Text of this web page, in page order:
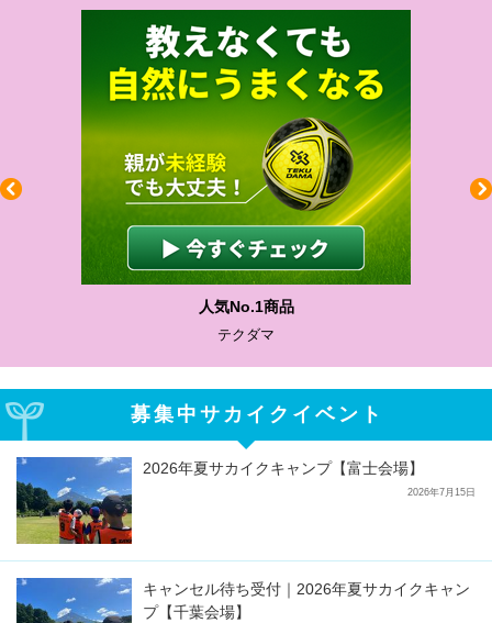
人気No.1商品
テクダマ
募集中サカイクイベント
2026年夏サカイクキャンプ【富士会場】
2026年7月15日
キャンセル待ち受付｜2026年夏サカイクキャン
プ【千葉会場】